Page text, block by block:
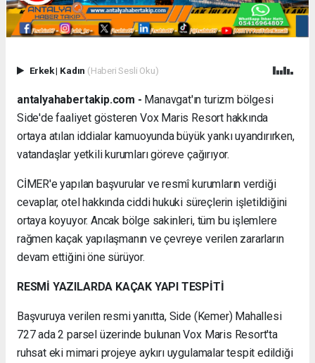
Erkek| Kadın (Haberi Sesli Oku)
antalyahabertakip.com - Manavgat'ın turizm bölgesi
Side'de faaliyet gösteren Vox Maris Resort hakkında
ortaya atılan iddialar kamuoyunda büyük yankı uyandırırken,
vatandaşlar yetkili kurumları göreve çağırıyor.
CİMER'e yapılan başvurular ve resmî kurumların verdiği
cevaplar, otel hakkında ciddi hukuki süreçlerin işletildiğini
ortaya koyuyor. Ancak bölge sakinleri, tüm bu işlemlere
rağmen kaçak yapılaşmanın ve çevreye verilen zararların
devam ettiğini öne sürüyor.
RESMİ YAZILARDA KAÇAK YAPI TESPİTİ
Başvuruya verilen resmi yanıtta, Side (Kemer) Mahallesi
727 ada 2 parsel üzerinde bulunan Vox Maris Resort'ta
ruhsat eki mimari projeye aykırı uygulamalar tespit edildiği